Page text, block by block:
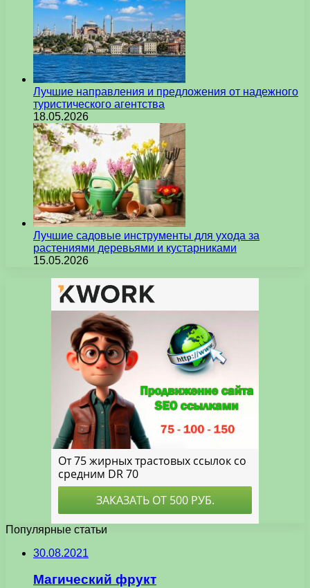
Лучшие направления и предложения от надежного
туристического агентства
18.05.2026
Лучшие садовые инструменты для ухода за
растениями деревьями и кустарниками
15.05.2026
Популярные статьи
30.08.2021
Магический фрукт